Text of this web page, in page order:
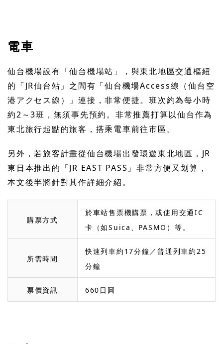
電車
仙台機場設有「仙台機場站」，與東北地區交通樞紐
的「JR仙台站」之間有「仙台機場Access線（仙台空
港アクセス線）」連接，非常便捷。班次約為每小時
約2～3班，無須事先預約。非常推薦打算以仙台作為
東北旅行起點的旅客，搭乘電車前往市區。
另外，若旅客計畫從仙台機場出發環遊東北地區，JR
東日本推出的「JR EAST PASS」非常方便又划算，
本文後半將針對其作詳細介紹。
購票方式
於車站售票機購票，或使用交通IC
卡（如Suica、PASMO）等。
所需時間
快速列車約17分鐘／普通列車約25
分鐘
票價資訊 660日圓